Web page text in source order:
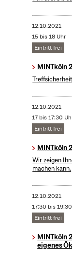
12.10.2021
15 bis 18 Uhr
Eintritt frei
MINTköln
12.10.2021
17 bis 17:30
Eintritt frei
MINTköln
Wir zeigen
machen kann.
12.10.2021
17:30 bis
Eintritt frei
MINTköln
eigenes